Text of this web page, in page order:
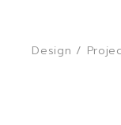
Design /